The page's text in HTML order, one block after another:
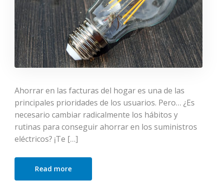
Ahorrar en las facturas del hogar es una de las
principales prioridades de los usuarios. Pero… ¿Es
necesario cambiar radicalmente los hábitos y
rutinas para conseguir ahorrar en los suministros
eléctricos? ¡Te […]
Read more